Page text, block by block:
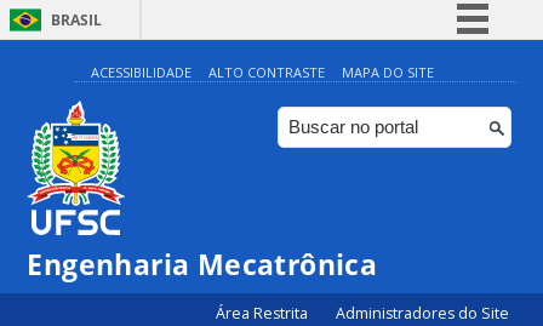
BRASIL
Simplifique!
Comunica BR
Participe
Canais
ACESSIBILIDADE ALTO CONTRASTE MAPA DO SITE
Engenharia Mecatrônica
Área Restrita Administradores do Site